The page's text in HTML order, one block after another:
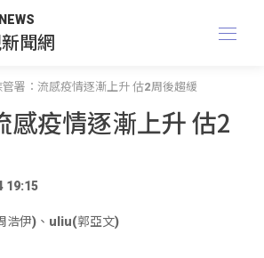
聞網
管署：流感疫情逐漸上升 估2周後趨緩
感疫情逐漸上升 估2
19:15
浩伊) 、 uliu(郭亞文)